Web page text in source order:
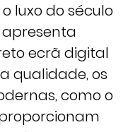
luxo do século
apresenta
ecrã digital
qualidade, os
como o